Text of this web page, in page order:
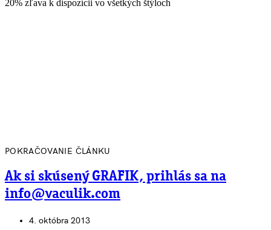
20% zľava k dispozícii vo všetkých štýloch
POKRAČOVANIE ČLÁNKU
Ak si skúsený GRAFIK, prihlás sa na
info@vaculik.com
4. októbra 2013